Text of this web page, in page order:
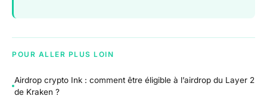
POUR ALLER PLUS LOIN
Airdrop crypto Ink : comment être éligible à l’airdrop du Layer 2
de Kraken ?